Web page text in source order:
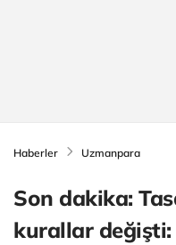
Haberler Uzmanpara
Son dakika:
kurallar değişti: